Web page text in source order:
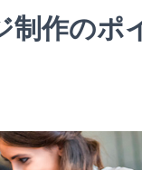
制作のポ